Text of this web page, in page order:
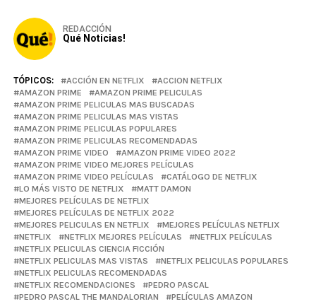
REDACCIÓN
Qué Noticias!
TÓPICOS: ACCIÓN EN NETFLIX
ACCION NETFLIX
AMAZON PRIME
AMAZON PRIME PELICULAS
AMAZON PRIME PELICULAS MAS BUSCADAS
AMAZON PRIME PELICULAS MAS VISTAS
AMAZON PRIME PELICULAS POPULARES
AMAZON PRIME PELICULAS RECOMENDADAS
AMAZON PRIME VIDEO
AMAZON PRIME VIDEO 2022
AMAZON PRIME VIDEO MEJORES PELÍCULAS
AMAZON PRIME VIDEO PELÍCULAS
CATÁLOGO DE NETFLIX
LO MÁS VISTO DE NETFLIX
MATT DAMON
MEJORES PELÍCULAS DE NETFLIX
MEJORES PELÍCULAS DE NETFLIX 2022
MEJORES PELICULAS EN NETFLIX
MEJORES PELÍCULAS NETFLIX
NETFLIX
NETFLIX MEJORES PELÍCULAS
NETFLIX PELÍCULAS
NETFLIX PELICULAS CIENCIA FICCIÓN
NETFLIX PELICULAS MAS VISTAS
NETFLIX PELICULAS POPULARES
NETFLIX PELICULAS RECOMENDADAS
NETFLIX RECOMENDACIONES
PEDRO PASCAL
PEDRO PASCAL THE MANDALORIAN
PELÍCULAS AMAZON